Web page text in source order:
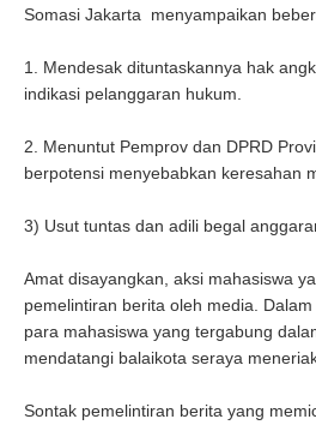
Somasi Jakarta menyampaikan
1. Mendesak dituntaskannya hak
indikasi pelanggaran hukum.
2. Menuntut Pemprov dan DPRD
berpotensi menyebabkan keresahan
3) Usut tuntas dan adili begal
Amat disayangkan, aksi mahasiswa
pemelintiran berita oleh media.
para mahasiswa yang tergabung
mendatangi balaikota seraya
Sontak pemelintiran berita yang